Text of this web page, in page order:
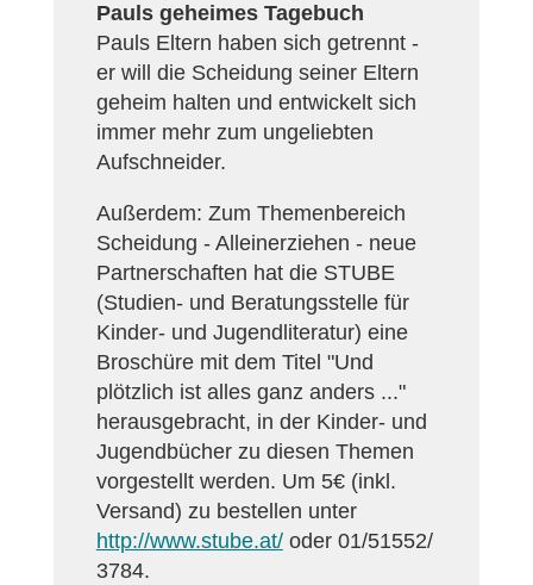
Pauls geheimes Tagebuch
Pauls Eltern haben sich getrennt -
er will die Scheidung seiner Eltern
geheim halten und entwickelt sich
immer mehr zum ungeliebten
Aufschneider.
Außerdem: Zum Themenbereich
Scheidung - Alleinerziehen - neue
Partnerschaften hat die STUBE
(Studien- und Beratungsstelle für
Kinder- und Jugendliteratur) eine
Broschüre mit dem Titel "Und
plötzlich ist alles ganz anders ..."
herausgebracht, in der Kinder- und
Jugendbücher zu diesen Themen
vorgestellt werden. Um 5€ (inkl.
Versand) zu bestellen unter
http://www.stube.at/oder 01/51552/
3784.